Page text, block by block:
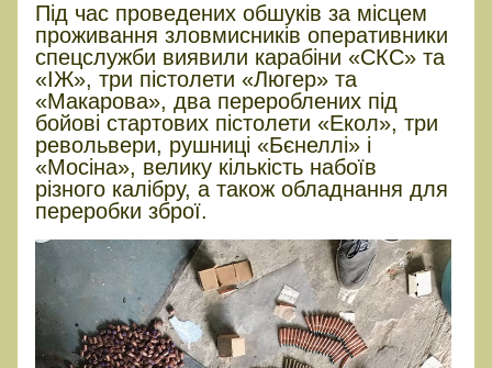
Під час проведених обшуків за місцем
проживання зловмисників оперативники
спецслужби виявили карабіни «СКС» та
«ІЖ», три пістолети «Люгер» та
«Макарова», два перероблених під
бойові стартових пістолети «Екол», три
револьвери, рушниці «Бєнеллі» і
«Мосіна», велику кількість набоїв
різного калібру, а також обладнання для
переробки зброї.